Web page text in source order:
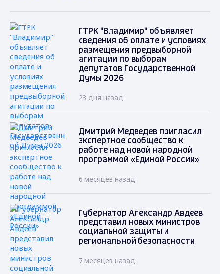
ГТРК "Владимир" объявляет
сведения об оплате и условиях
размещения предвыборной
агитации по выборам
депутатов Государственной
Думы 2026
23 дня назад
Дмитрий Медведев пригласил
экспертное сообщество к
работе над новой народной
программой «Единой России»
6 месяцев назад
Губернатор Александр Авдеев
представил новых министров
социальной защиты и
региональной безопасности
7 месяцев назад